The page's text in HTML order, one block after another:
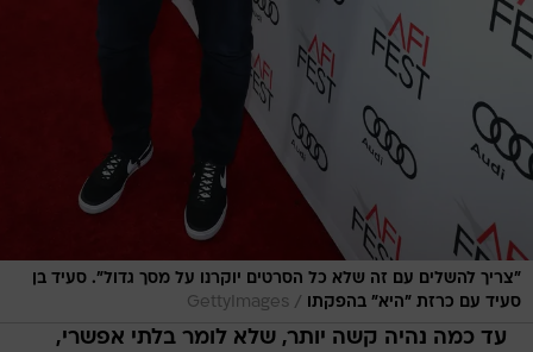
"צריך להשלים עם זה שלא כל הסרטים יוקרנו על מסך גדול". סעיד בן
סעיד עם כרזת "היא" בהפקתו
/
GettyImages
עד כמה נהיה קשה יותר, שלא לומר בלתי אפשרי,